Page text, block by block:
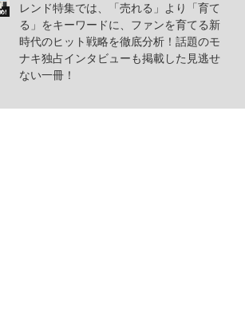
レンド特集では、「売れる」より「育て
る」をキーワードに、ファンを育てる新
時代のヒット戦略を徹底分析！話題のモ
ナキ独占インタビューも掲載した見逃せ
ない一冊！